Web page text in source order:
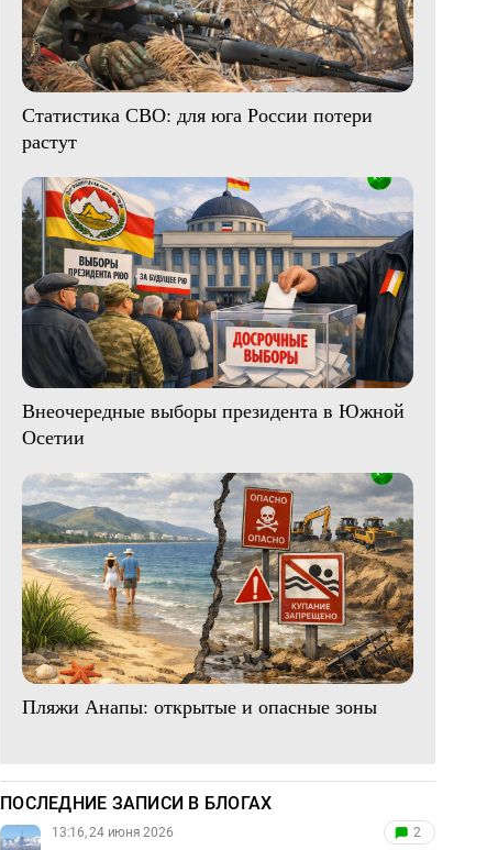
Статистика СВО: для юга России потери
растут
Внеочередные выборы президента в Южной
Осетии
Пляжи Анапы: открытые и опасные зоны
ПОСЛЕДНИЕ ЗАПИСИ В БЛОГАХ
13:16, 24 июня 2026 2